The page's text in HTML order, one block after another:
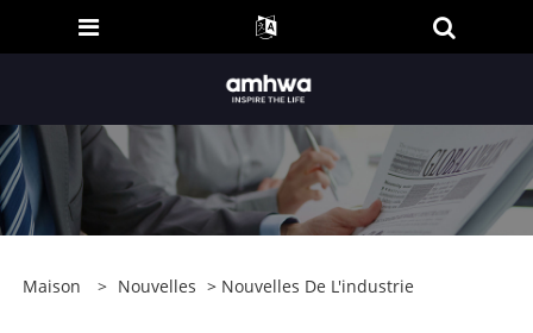
Maison > Nouvelles > Nouvelles De L'industrie